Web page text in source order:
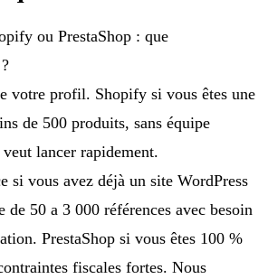
ou PrestaShop : que
votre profil. Shopify si vous êtes une
de 500 produits, sans équipe
lancer rapidement.
si vous avez déjà un site WordPress
de 50 a 3 000 références avec besoin
PrestaShop si vous êtes 100 %
fiscales fortes. Nous